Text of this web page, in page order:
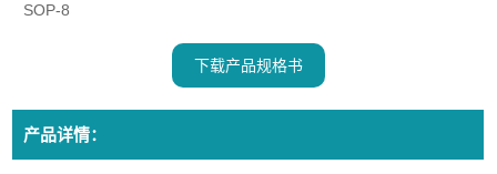
SOP-8
下载产品规格书
产品详情：